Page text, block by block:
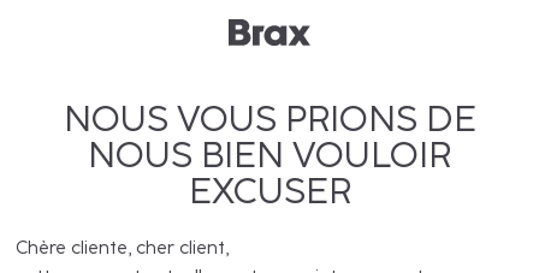
NOUS VOUS PRIONS DE
NOUS BIEN VOULOIR
EXCUSER
Chère cliente, cher client,